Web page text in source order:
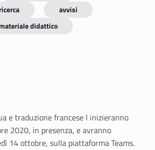
avvisi
didattico
e traduzione francese I inizieranno
2020, in presenza, e avranno
14 ottobre, sulla piattaforma Teams.